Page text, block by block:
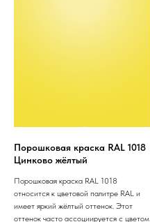
Порошковая краска RAL 1018
Цинково жёлтый
Порошковая краска RAL 1018
относится к цветовой палитре RAL и
имеет яркий жёлтый оттенок. Этот
оттенок часто ассоциируется с цветом